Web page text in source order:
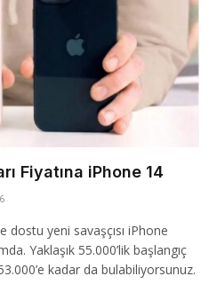
Fiyatına iPhone 14
dostu yeni savaşçısı iPhone
Yaklaşık 55.000’lik başlangıç
kadar da bulabiliyorsunuz.